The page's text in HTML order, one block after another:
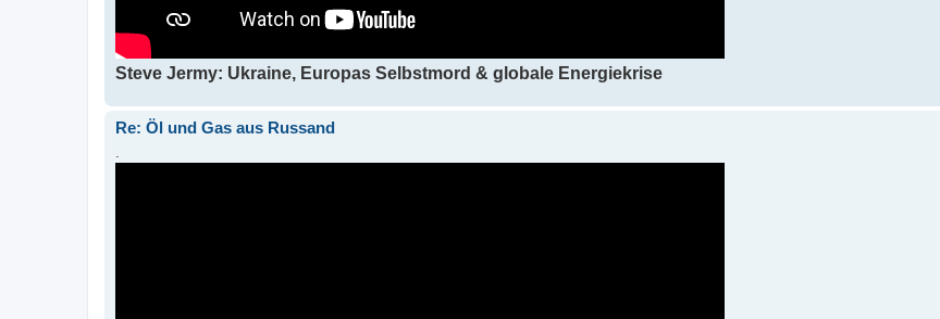
Steve Jermy: Ukraine, Europas Selbstmord & globale Energiekrise
Re: Öl und Gas aus Russand